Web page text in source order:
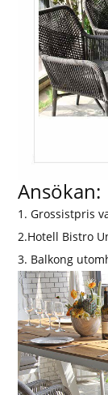
Ansökan:
1. Grossistpris
2.Hotell Bistro
3. Balkong